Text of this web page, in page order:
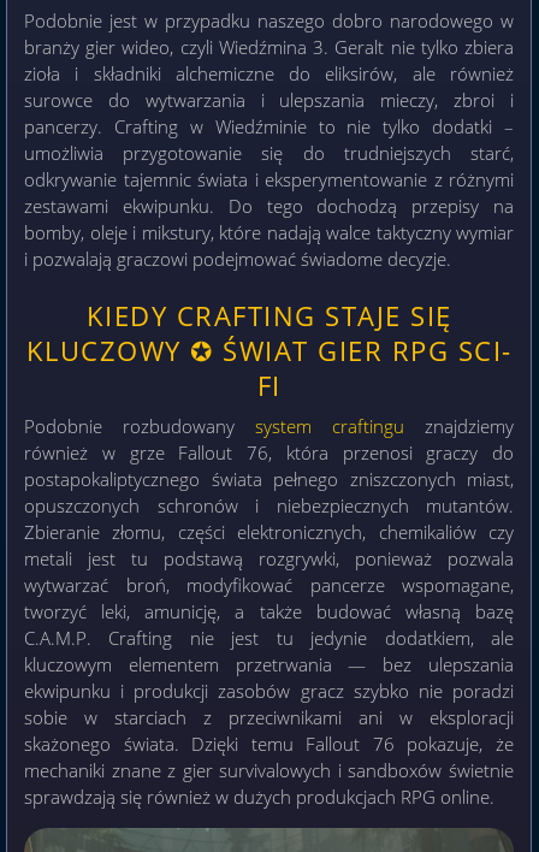
Podobnie jest w przypadku naszego dobro narodowego w
branży gier wideo, czyli Wiedźmina 3. Geralt nie tylko zbiera
zioła i składniki alchemiczne do eliksirów, ale również
surowce do wytwarzania i ulepszania mieczy, zbroi i
pancerzy. Crafting w Wiedźminie to nie tylko dodatki –
umożliwia przygotowanie się do trudniejszych starć,
odkrywanie tajemnic świata i eksperymentowanie z różnymi
zestawami ekwipunku. Do tego dochodzą przepisy na
bomby, oleje i mikstury, które nadają walce taktyczny wymiar
i pozwalają graczowi podejmować świadome decyzje.
KIEDY CRAFTING STAJE SIĘ
KLUCZOWY ✪ ŚWIAT GIER RPG SCI-
FI
Podobnie rozbudowanysystem craftingu znajdziemy
również w grze Fallout 76, która przenosi graczy do
postapokaliptycznego świata pełnego zniszczonych miast,
opuszczonych schronów i niebezpiecznych mutantów.
Zbieranie złomu, części elektronicznych, chemikaliów czy
metali jest tu podstawą rozgrywki, ponieważ pozwala
wytwarzać broń, modyfikować pancerze wspomagane,
tworzyć leki, amunicję, a także budować własną bazę
C.A.M.P. Crafting nie jest tu jedynie dodatkiem, ale
kluczowym elementem przetrwania — bez ulepszania
ekwipunku i produkcji zasobów gracz szybko nie poradzi
sobie w starciach z przeciwnikami ani w eksploracji
skażonego świata. Dzięki temu Fallout 76 pokazuje, że
mechaniki znane z gier survivalowych i sandboxów świetnie
sprawdzają się również w dużych produkcjach RPG online.